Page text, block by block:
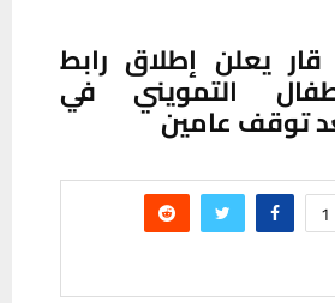
يعلن إطلاق رابط
التمويني في
توقف عامين
1